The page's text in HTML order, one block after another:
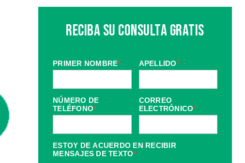
Reciba Su Consulta Gratis
PRIMER NOMBRE* APELLIDO*
NÚMERO DE
TELÉFONO*
CORREO
ELECTRÓNICO*
ESTOY DE ACUERDO EN RECIBIR
MENSAJES DE TEXTO*